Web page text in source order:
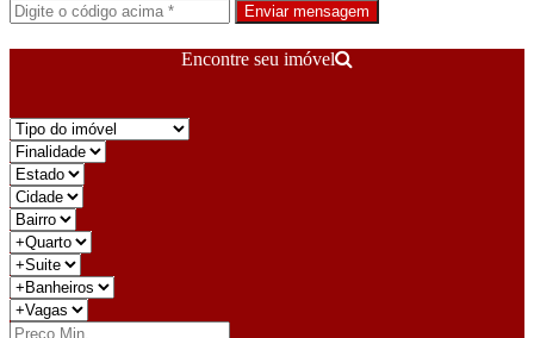
Enviar mensagem
Encontre seu imóvel